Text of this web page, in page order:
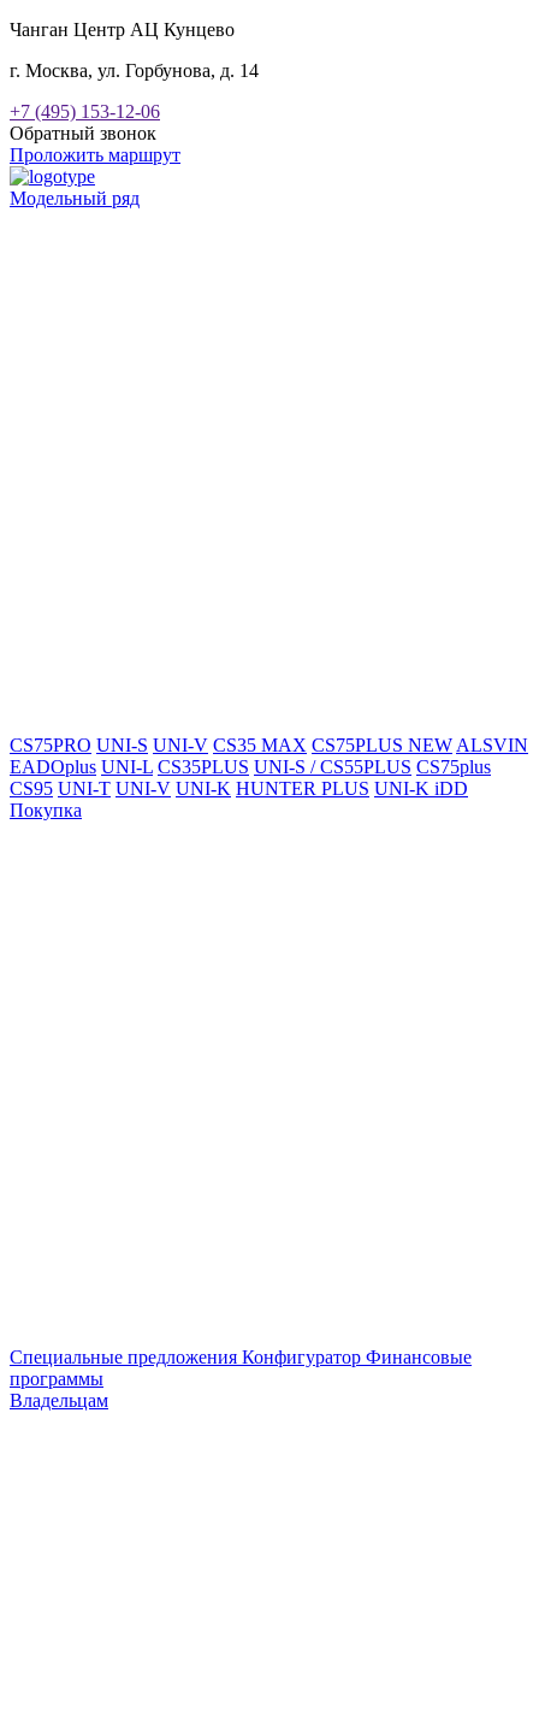
Чанган Центр АЦ Кунцево
г. Москва, ул. Горбунова, д. 14
+7 (495) 153-12-06
Обратный звонок
Проложить маршрут
Модельный ряд
CS75PRO UNI-S UNI-V CS35 MAX CS75PLUS NEW ALSVIN
EADOplus UNI-L CS35PLUS UNI-S / CS55PLUS CS75plus
CS95 UNI-T UNI-V UNI-K HUNTER PLUS UNI-K iDD
Покупка
Специальные предложения Конфигуратор Финансовые
программы
Владельцам